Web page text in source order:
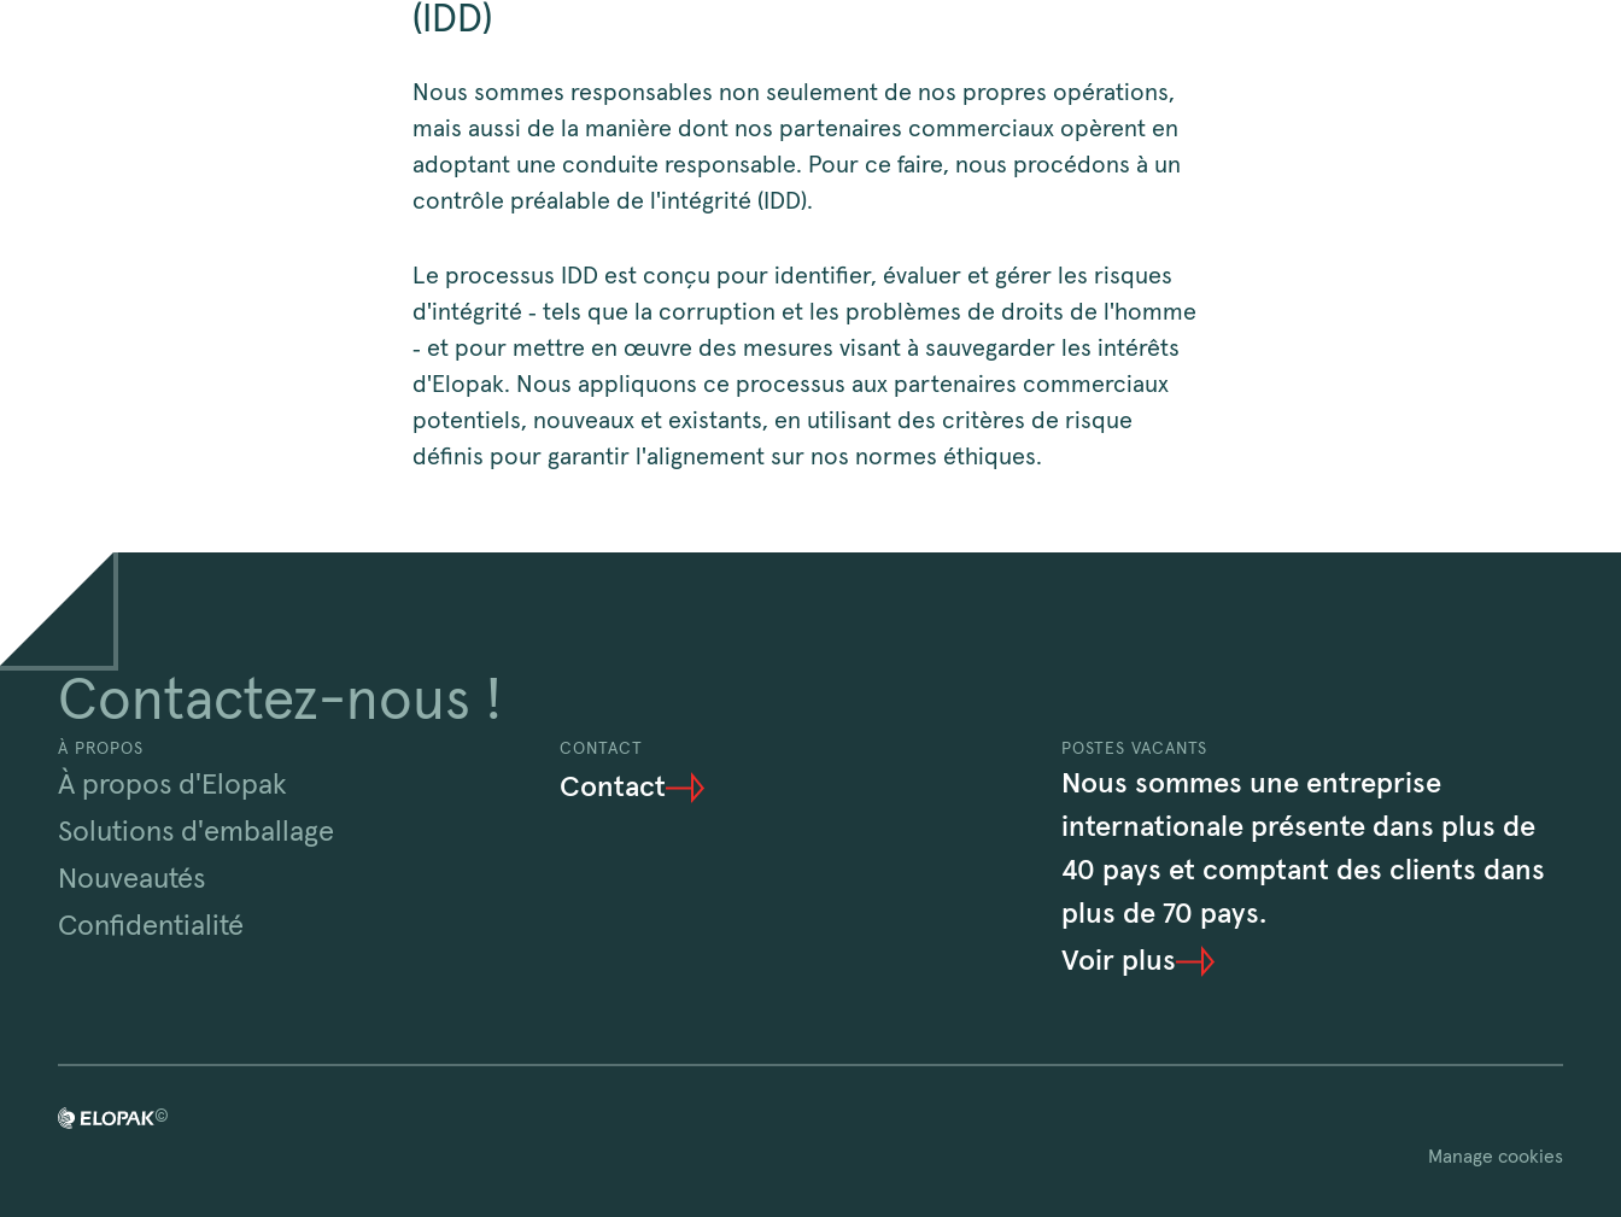
(IDD)
Nous sommes responsables non seulement de nos propres opérations,
mais aussi de la manière dont nos partenaires commerciaux opèrent en
adoptant une conduite responsable. Pour ce faire, nous procédons à un
contrôle préalable de l'intégrité (IDD).
Le processus IDD est conçu pour identifier, évaluer et gérer les risques
d'intégrité ‑ tels que la corruption et les problèmes de droits de l'homme
‑ et pour mettre en œuvre des mesures visant à sauvegarder les intérêts
d'Elopak. Nous appliquons ce processus aux partenaires commerciaux
potentiels, nouveaux et existants, en utilisant des critères de risque
définis pour garantir l'alignement sur nos normes éthiques.
Contactez-nous !
À PROPOS
À propos d'Elopak
Solutions d'emballage
Nouveautés
Confidentialité
CONTACT
Contact
POSTES VACANTS
Nous sommes une entreprise
internationale présente dans plus de
40 pays et comptant des clients dans
plus de 70 pays.
Voir plus
©
Manage cookies